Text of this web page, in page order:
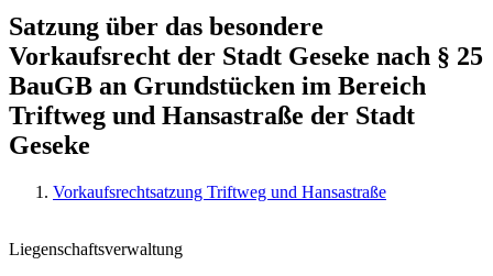
Satzung über das besondere
Vorkaufsrecht der Stadt Geseke nach § 25
BauGB an Grundstücken im Bereich
Triftweg und Hansastraße der Stadt
Geseke
Vorkaufsrechtsatzung Triftweg und Hansastraße
Liegenschaftsverwaltung